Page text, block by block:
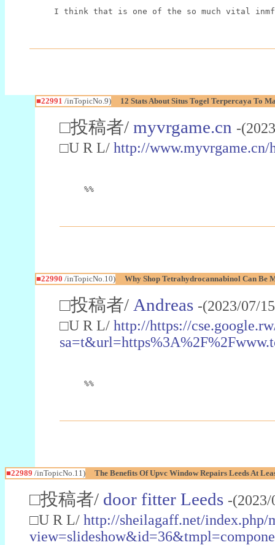
I think that is one of the so much vital
■22991 /inTopicNo.9) 12 Stats About Situs Togel Terpercaya To
□投稿者/ myvrgame.cn -
□U R L/ http://www.myvrgame.cn/
%%
■22990 /inTopicNo.10) Why Shop Tetrahydrocannabinol Can Be
□投稿者/ Andreas -(2023/07/
□U R L/ http://https://
%%
■22989 /inTopicNo.11) The Benefits Of Upvc Window Repairs Leeds At
□投稿者/ door fitter Leeds -
□U R L/ http://sheilagaff.net/index.php/